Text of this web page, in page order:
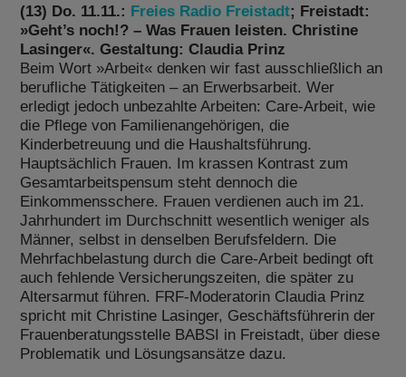
(13) Do. 11.11.: Freies Radio Freistadt; Freistadt:
»Geht’s noch!? – Was Frauen leisten. Christine
Lasinger«. Gestaltung: Claudia Prinz
Beim Wort »Arbeit« denken wir fast ausschließlich an
berufliche Tätigkeiten – an Erwerbsarbeit. Wer
erledigt jedoch unbezahlte Arbeiten: Care-Arbeit, wie
die Pflege von Familienangehörigen, die
Kinderbetreuung und die Haushaltsführung.
Hauptsächlich Frauen. Im krassen Kontrast zum
Gesamtarbeitspensum steht dennoch die
Einkommensschere. Frauen verdienen auch im 21.
Jahrhundert im Durchschnitt wesentlich weniger als
Männer, selbst in denselben Berufsfeldern. Die
Mehrfachbelastung durch die Care-Arbeit bedingt oft
auch fehlende Versicherungszeiten, die später zu
Altersarmut führen. FRF-Moderatorin Claudia Prinz
spricht mit Christine Lasinger, Geschäftsführerin der
Frauenberatungsstelle BABSI in Freistadt, über diese
Problematik und Lösungsansätze dazu.